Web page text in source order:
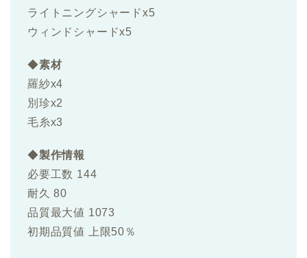
ライトニングシャードx5
ウィンドシャードx5
◆素材
羅紗x4
別珍x2
毛糸x3
◆製作情報
必要工数 144
耐久 80
品質最大値 1073
初期品質値 上限50％